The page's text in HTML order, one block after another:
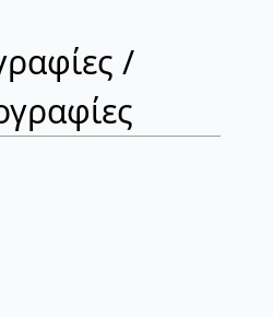
/